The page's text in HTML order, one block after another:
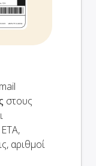
στους
αριθμοί